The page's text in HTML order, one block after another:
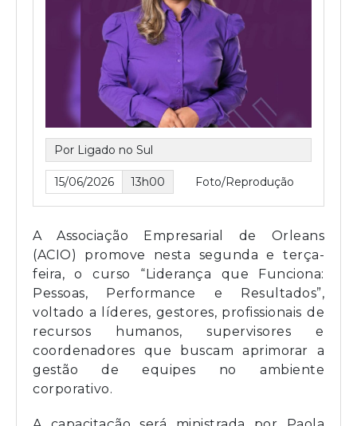
Por Ligado no Sul
15/06/2026 13h00 Foto/Reprodução
A Associação Empresarial de Orleans
(ACIO) promove nesta segunda e terça-
feira, o curso “Liderança que Funciona:
Pessoas, Performance e Resultados”,
voltado a líderes, gestores, profissionais de
recursos humanos, supervisores e
coordenadores que buscam aprimorar a
gestão de equipes no ambiente
corporativo.